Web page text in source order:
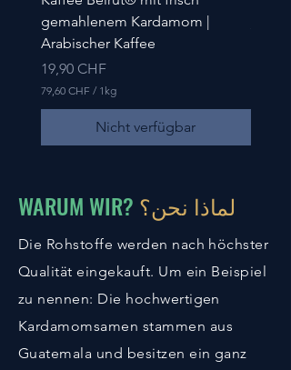
gemahlenem Kardamom |
Arabischer Kaffee
Preis
19,90 CHF
79,60 CHF / 1kg
6
H
1
K
l
g
Nicht verfügbar
WARUM WIR? لماذا نحن؟
Die Rohstoffe werden nach höchster
Qualität eingekauft. Um ein Beispiel
zu nennen: Die hochwertigen
Kardamomsamen stammen aus
Guatemala und besitzen ein ganz